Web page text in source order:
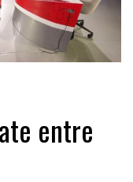
entre